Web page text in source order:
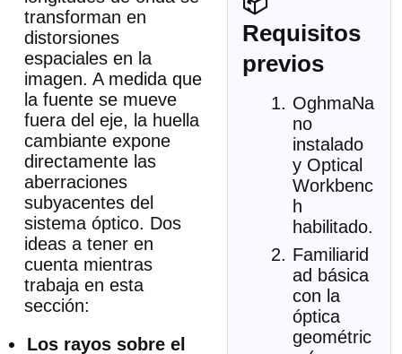
Requisitos
previos
OghmaNa
no
instalado
y Optical
Workbenc
h
habilitado.
Familiarid
ad básica
con la
óptica
geométric
transforman en
distorsiones
espaciales en la
imagen. A medida que
la fuente se mueve
fuera del eje, la huella
cambiante expone
directamente las
aberraciones
subyacentes del
sistema óptico. Dos
ideas a tener en
cuenta mientras
trabaja en esta
sección:
Los rayos sobre el